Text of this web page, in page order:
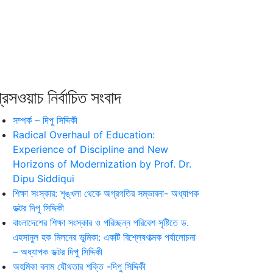
নির্বাচিত সংবাদ
সম্পর্ক – দিপু সিদ্দিকী
Radical Overhaul of Education:
Experience of Discipline and New
Horizons of Modernization by Prof. Dr.
Dipu Siddiqui
শিক্ষা সংস্কার: শৃঙ্খলা থেকে অগ্রগতির সম্ভাবনা- অধ্যাপক
ডক্টর দিপু সিদ্দিকী
বাংলাদেশের শিক্ষা সংস্কার ও পরিচ্ছন্ন পরিবেশ সৃষ্টিতে ড.
এহসানুল হক মিলনের ভূমিকা: একটি বিশ্লেষণাত্মক পর্যালোচনা
– অধ্যাপক ডক্টর দিপু সিদ্দিকী
অহমিকা বনাম যৌথতার শক্তি -দিপু সিদ্দিকী